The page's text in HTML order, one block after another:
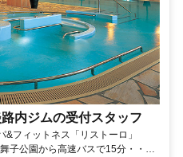
内ジムの受付スタッフ
フィットネス「リストーロ」
子公園から高速バスで15分・・・